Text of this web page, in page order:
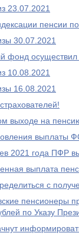
23.07.2021
пенсии
30.07.2021
фонд
10.08.2021
16.08.2021
выходе на
выплаты
2021 года ПФР
выплата
с
пенсионеры
по Указу